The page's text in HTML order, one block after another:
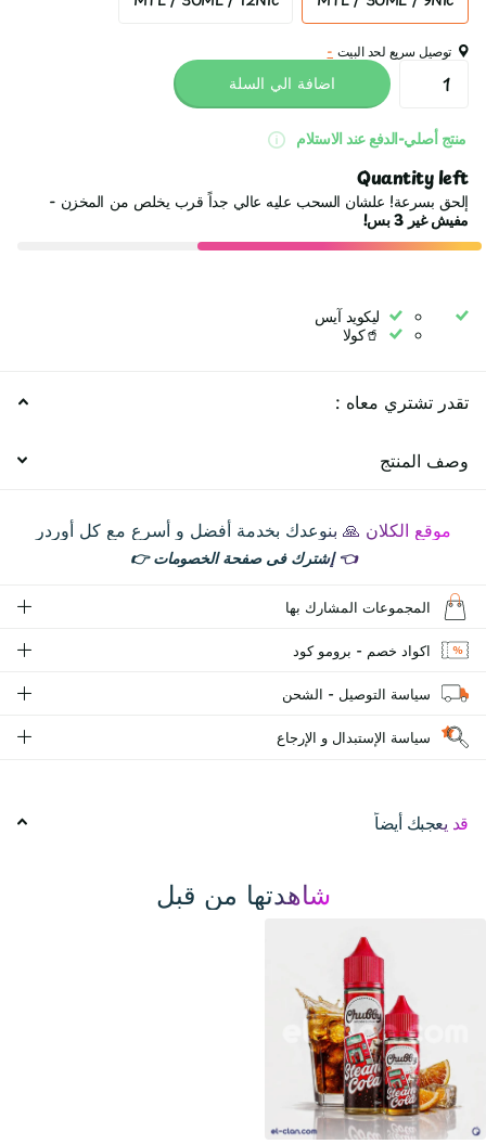
توصيل سريع لحد البيت -
اضافة الي السلة
منتج أصلي-الدفع عند الاستلام
Quantity left
إلحق بسرعة! علشان السحب عليه عالي جداً قرب يخلص من المخزن -
مفيش غير 3 بس!
ليكويد آيس
🥤كولا
تقدر تشتري معاه :
وصف المنتج
موقع الكلان 🙏 بنوعدك بخدمة أفضل و أسرع مع كل أوردر
👈إشترك فى صفحة الخصومات👉
المجموعات المشارك بها
اكواد خصم - برومو كود
سياسة التوصيل - الشحن
سياسة الإستبدال و الإرجاع
قد يعجبك أيضاً
شاهدتها من قبل